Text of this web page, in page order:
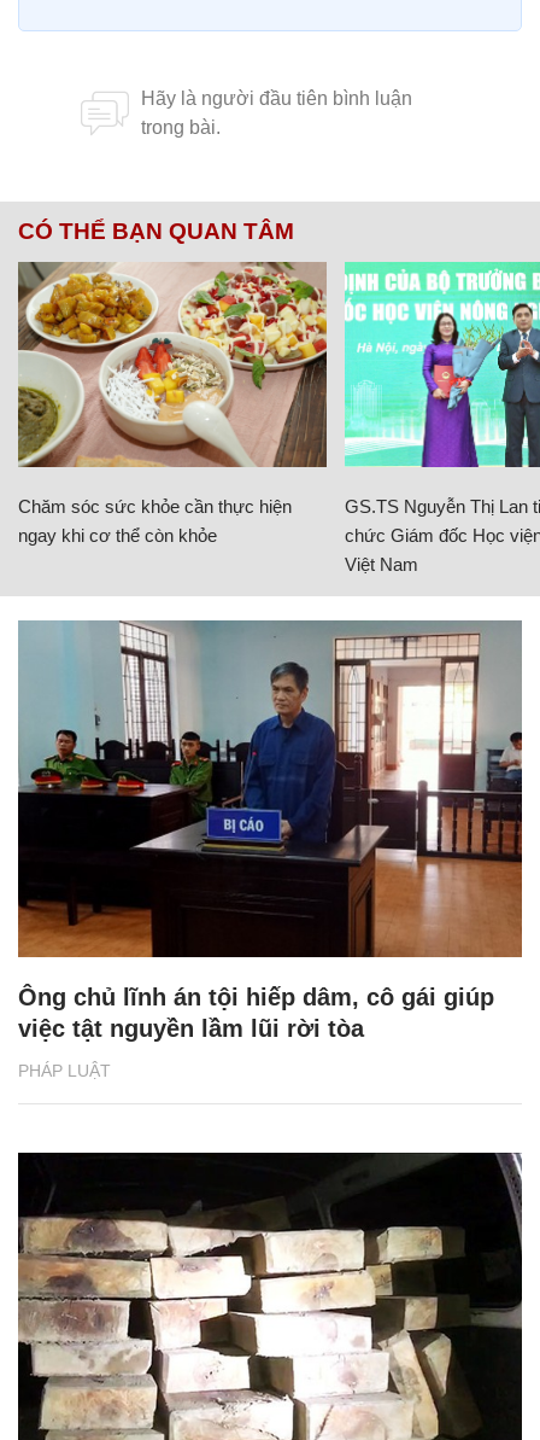
CÓ THỂ BẠN QUAN TÂM
Chăm sóc sức khỏe cần thực hiện
ngay khi cơ thể còn khỏe
GS.TS Nguyễn Thị Lan
chức Giám đốc Học
Việt Nam
PHÁP LUẬT
Ông chủ lĩnh án tội hiếp dâm, cô gái giúp
việc tật nguyền lầm lũi rời tòa